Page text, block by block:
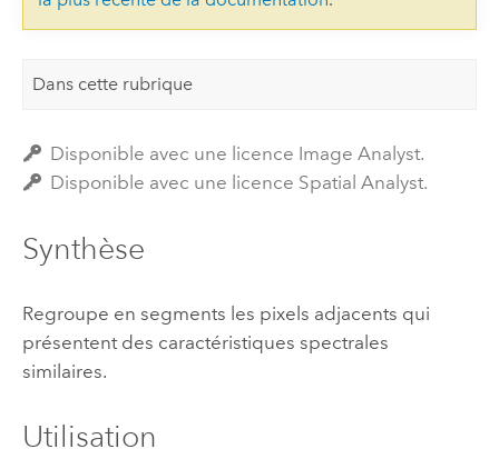
Dans cette rubrique
Disponible avec une licence Image Analyst.
Disponible avec une licence Spatial Analyst.
Synthèse
Regroupe en segments les pixels adjacents qui
présentent des caractéristiques spectrales
similaires.
Utilisation